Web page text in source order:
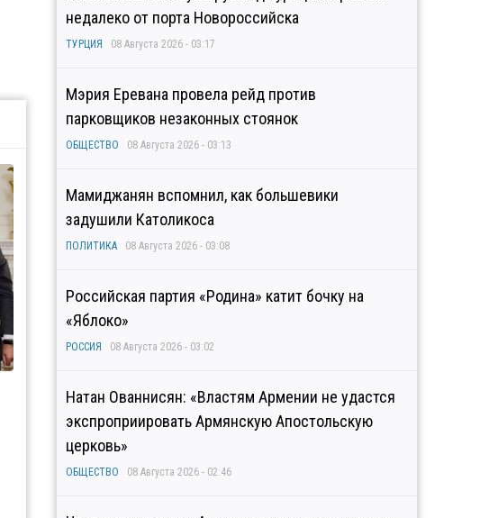
недалеко от порта Новороссийска
ТУРЦИЯ 08 Августа 2026 - 03:17
Мэрия Еревана провела рейд против
парковщиков незаконных стоянок
ОБЩЕСТВО 08 Августа 2026 - 03:13
Мамиджанян вспомнил, как большевики
задушили Католикоса
ПОЛИТИКА 08 Августа 2026 - 03:08
Российская партия «Родина» катит бочку на
«Яблоко»
РОССИЯ 08 Августа 2026 - 03:02
Натан Ованнисян: «Властям Армении не удастся
экспроприировать Армянскую Апостольскую
церковь»
ОБЩЕСТВО 08 Августа 2026 - 02:46